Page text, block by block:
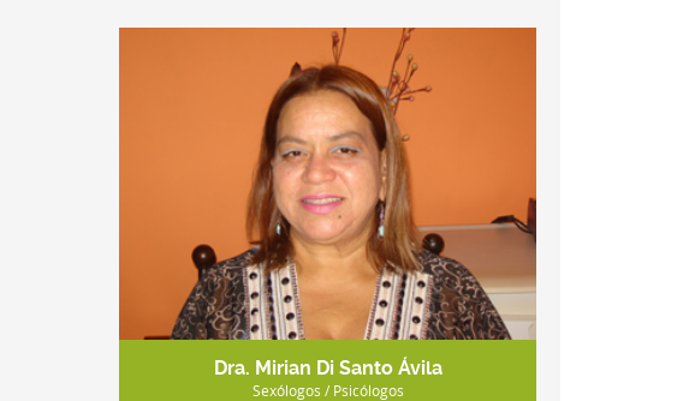
Dra. Mirian Di Santo Ávila
Sexólogos / Psicólogos